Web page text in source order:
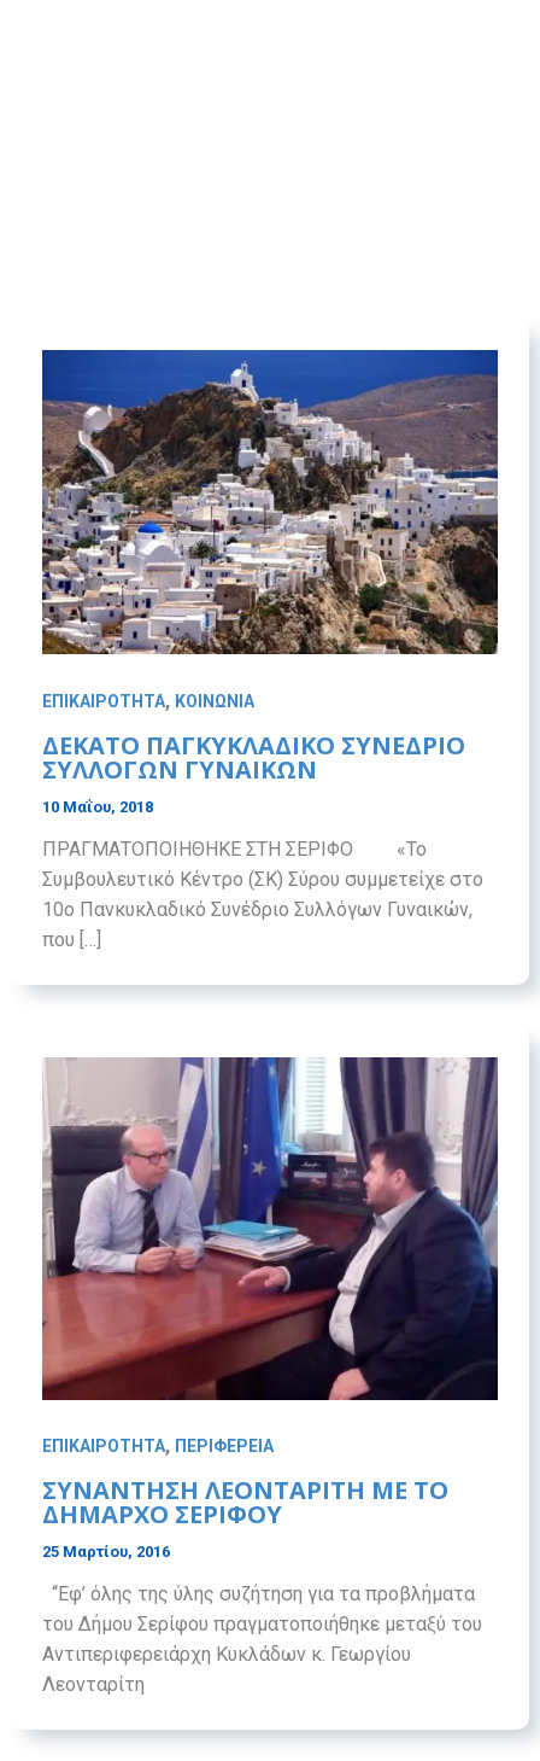
ΕΠΙΚΑΙΡΟΤΗΤΑ, ΚΟΙΝΩΝΙΑ
ΔΕΚΑΤΟ ΠΑΓΚΥΚΛΑΔΙΚΟ ΣΥΝΕΔΡΙΟ
ΣΥΛΛΟΓΩΝ ΓΥΝΑΙΚΩΝ
10 Μαΐου, 2018
ΠΡΑΓΜΑΤΟΠΟΙΗΘΗΚΕ ΣΤΗ ΣΕΡΙΦΟ «Το
Συμβουλευτικό Κέντρο (ΣΚ) Σύρου συμμετείχε στο
10ο Πανκυκλαδικό Συνέδριο Συλλόγων Γυναικών,
που […]
ΕΠΙΚΑΙΡΟΤΗΤΑ, ΠΕΡΙΦΕΡΕΙΑ
ΣΥΝΑΝΤΗΣΗ ΛΕΟΝΤΑΡΙΤΗ ΜΕ ΤΟ
ΔΗΜΑΡΧΟ ΣΕΡΙΦΟΥ
25 Μαρτίου, 2016
“Εφ’ όλης της ύλης συζήτηση για τα προβλήματα
του Δήμου Σερίφου πραγματοποιήθηκε μεταξύ του
Αντιπεριφερειάρχη Κυκλάδων κ. Γεωργίου
Λεονταρίτη